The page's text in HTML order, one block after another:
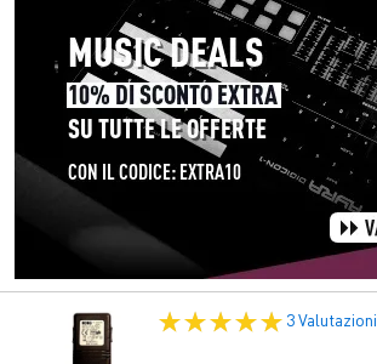
3 Valutazioni